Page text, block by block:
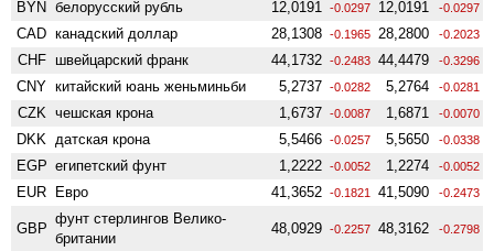
BYN белорусский рубль 12,0191 -0.0297 12,0191 -0.0297
CAD канадский доллар 28,1308 -0.1965 28,2800 -0.2023
CHF швейцарский франк 44,1732 -0.2483 44,4479 -0.3296
CNY китайский юань женьминьби 5,2737 -0.0282 5,2764 -0.0281
CZK чешская крона 1,6737 -0.0087 1,6871 -0.0070
DKK датская крона 5,5466 -0.0257 5,5650 -0.0338
EGP египетский фунт 1,2222 -0.0052 1,2274 -0.0052
EUR Евро 41,3652 -0.1821 41,5090 -0.2473
GBP
фунт стерлингов Велико­
британии
48,0929 -0.2257 48,3162 -0.2798